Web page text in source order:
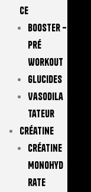
Ce
Booster –
Pré
Workout
Glucides
Vasodila
Tateur
Créatine
Créatine
Monohyd
Rate